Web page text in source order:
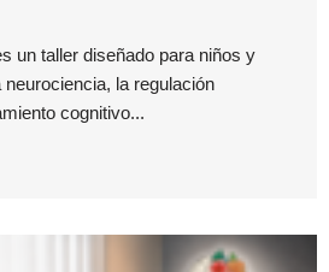
un taller diseñado para niños y
la regulación
cognitivo...